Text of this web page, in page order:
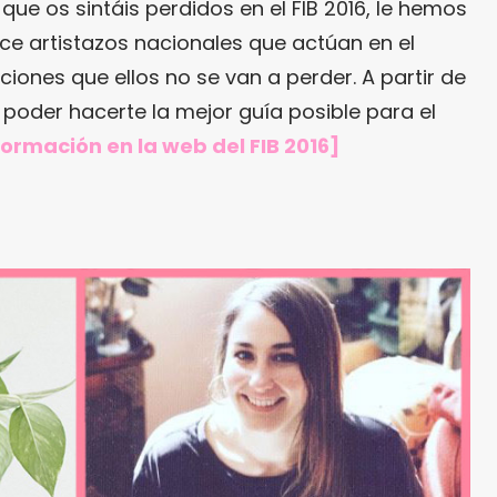
os sintáis perdidos en el FIB 2016, le hemos
artistazos nacionales que actúan en el
que ellos no se van a perder. A partir de
hacerte la mejor guía posible para el
en la web del FIB 2016]